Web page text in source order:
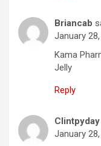
Briancab
January
Kama
Jelly
Reply
Clintpyday
January